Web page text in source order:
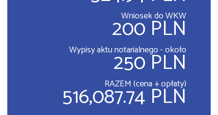
Wniosek do WKW
200 PLN
Wypisy aktu notarialnego - około
250 PLN
RAZEM (cena + opłaty)
516,087.74 PLN